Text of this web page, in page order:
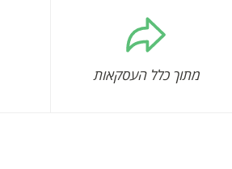
מתוך כלל העסקאות